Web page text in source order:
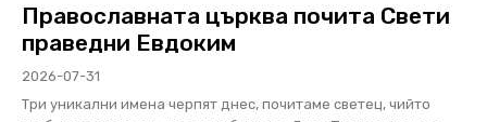
Православната църква почита Свети
праведни Евдоким
2026-07-31
Три уникални имена черпят днес, почитаме светец, чийто